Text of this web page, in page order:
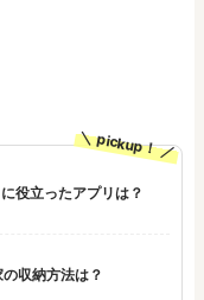
pickup！
役立ったアプリは？
収納方法は？